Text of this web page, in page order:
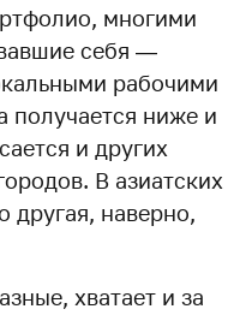
многими
себя —
рабочими
получается ниже и
и других
В азиатских
другая, наверно,
хватает и за